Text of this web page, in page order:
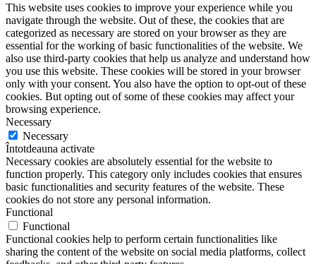
This website uses cookies to improve your experience while you
navigate through the website. Out of these, the cookies that are
categorized as necessary are stored on your browser as they are
essential for the working of basic functionalities of the website. We
also use third-party cookies that help us analyze and understand how
you use this website. These cookies will be stored in your browser
only with your consent. You also have the option to opt-out of these
cookies. But opting out of some of these cookies may affect your
browsing experience.
Necessary
Necessary
Întotdeauna activate
Necessary cookies are absolutely essential for the website to
function properly. This category only includes cookies that ensures
basic functionalities and security features of the website. These
cookies do not store any personal information.
Functional
Functional
Functional cookies help to perform certain functionalities like
sharing the content of the website on social media platforms, collect